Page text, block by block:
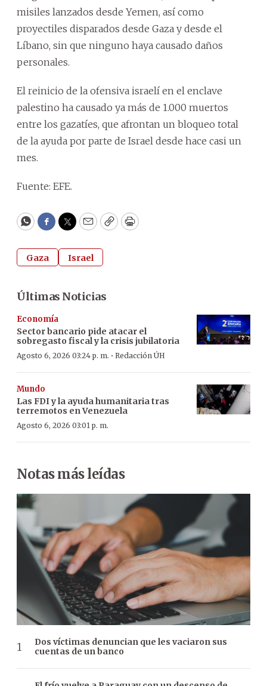
misiles lanzados desde Yemen, así como
proyectiles disparados desde Gaza y desde el
Líbano, sin que ninguno haya causado daños
personales.
El reinicio de la ofensiva israelí en el enclave
palestino ha causado ya más de 1.000 muertos
entre los gazatíes, que afrontan un bloqueo total
de la ayuda por parte de Israel desde hace casi un
mes.
Fuente: EFE.
WhatsApp
Facebook
Twitter
EmailCopyPrint
Gaza Israel
Últimas Noticias
Economía
Sector bancario pide atacar el
sobregasto fiscal y la crisis jubilatoria
Agosto 6, 2026 03:24 p. m. · Redacción ÚH
Mundo
Las FDI y la ayuda humanitaria tras
terremotos en Venezuela
Agosto 6, 2026 03:01 p. m.
Notas más leídas
Dos víctimas denuncian que les vaciaron sus
cuentas de un banco